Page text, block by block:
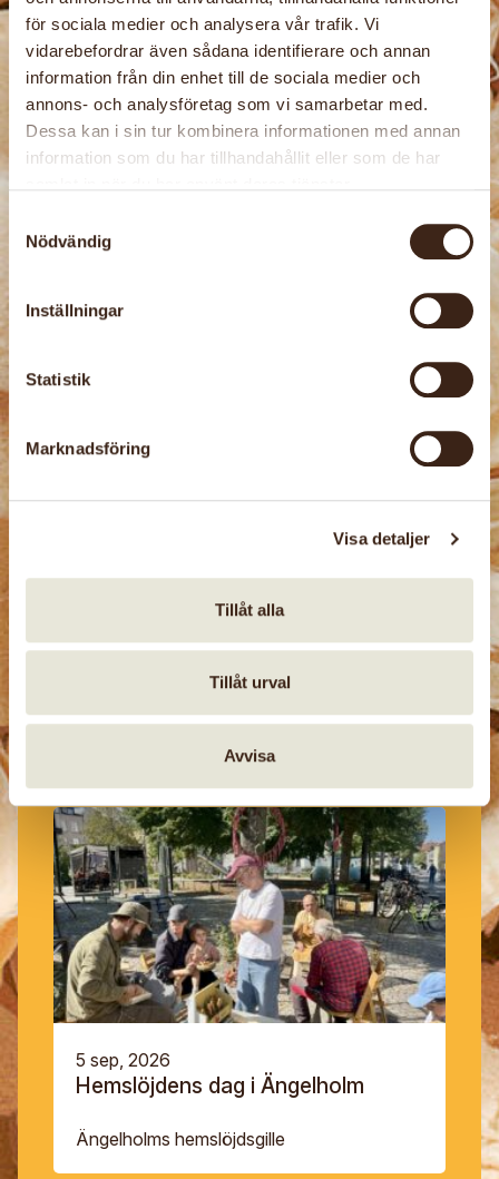
för sociala medier och analysera vår trafik. Vi
vidarebefordrar även sådana identifierare och annan
information från din enhet till de sociala medier och
annons- och analysföretag som vi samarbetar med.
Dessa kan i sin tur kombinera informationen med annan
information som du har tillhandahållit eller som de har
Nödvändig
Inställningar
Statistik
Marknadsföring
Visa detaljer
Tillåt alla
Tillåt urval
Avvisa
Stenhuset Workshop – Nåltovning
29 aug, 2026
Extra årsmöte med fika och
Helsingborgs hemslöjdsgille
5 sep, 2026
Hemslöjdens dag i Ängelholm
Ängelholms hemslöjdsgille